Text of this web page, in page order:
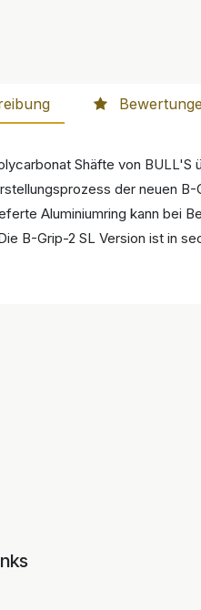
Shäfte von
der neuen
Aluminiumring kann bei
B-Grip-2 SL Version ist in